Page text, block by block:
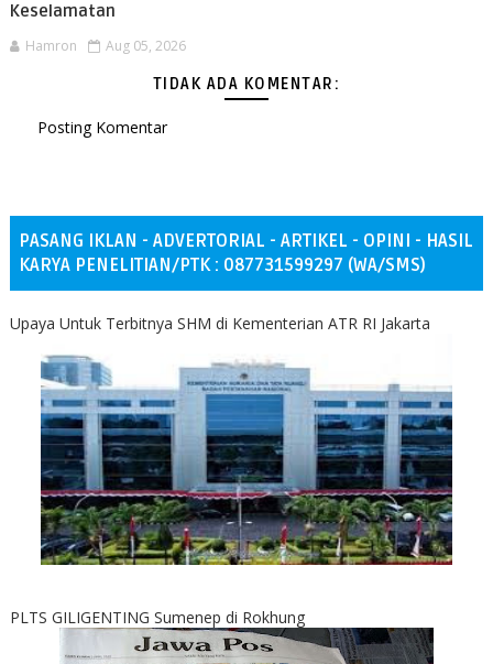
Keselamatan
Hamron Aug 05, 2026
TIDAK ADA KOMENTAR:
Posting Komentar
PASANG IKLAN - ADVERTORIAL - ARTIKEL - OPINI - HASIL
KARYA PENELITIAN/PTK : 087731599297 (WA/SMS)
Upaya Untuk Terbitnya SHM di Kementerian ATR RI Jakarta
PLTS GILIGENTING Sumenep di Rokhung